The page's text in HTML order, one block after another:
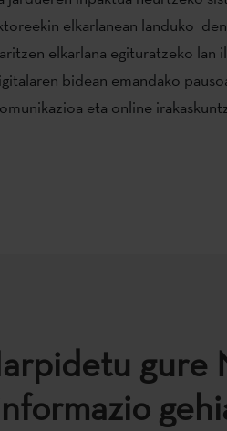
elkarlanean landuko
elkarlana egituratzeko lan
bidean emandako
eta online
gure